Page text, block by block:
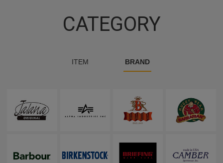
CATEGORY
ITEM BRAND